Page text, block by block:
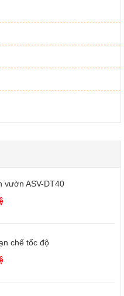
vườn ASV-DT40
chế tốc độ